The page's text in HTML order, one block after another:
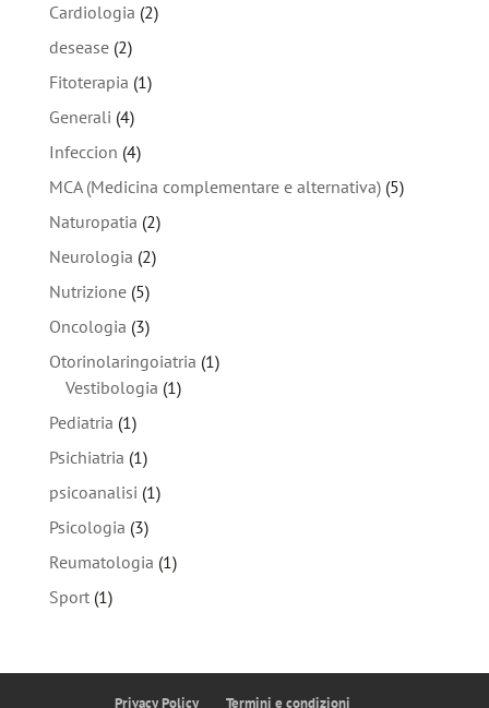
Cardiologia (2)
desease (2)
Fitoterapia (1)
Generali (4)
Infeccion (4)
MCA (Medicina complementare e alternativa) (5)
Naturopatia (2)
Neurologia (2)
Nutrizione (5)
Oncologia (3)
Otorinolaringoiatria (1)
Vestibologia (1)
Pediatria (1)
Psichiatria (1)
psicoanalisi (1)
Psicologia (3)
Reumatologia (1)
Sport (1)
Privacy Policy Termini e condizioni